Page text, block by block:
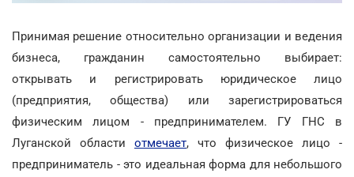
Принимая решение относительно организации и ведения
бизнеса, гражданин самостоятельно выбирает:
открывать и регистрировать юридическое лицо
(предприятия, общества) или зарегистрироваться
физическим лицом - предпринимателем. ГУ ГНС в
Луганской области отмечает, что физическое лицо -
предприниматель - это идеальная форма для небольшого